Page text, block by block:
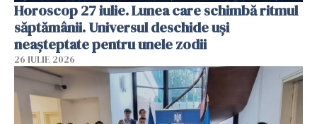
Horoscop 27 iulie. Lunea care schimbă ritmul
săptămânii. Universul deschide uși
neașteptate pentru unele zodii
26 IULIE 2026